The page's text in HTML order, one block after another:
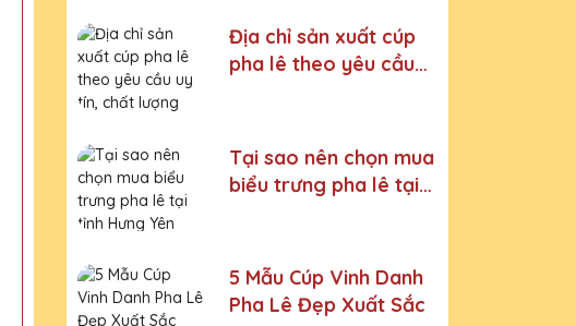
Địa chỉ sản xuất cúp
pha lê theo yêu cầu
Tại sao nên chọn mua
biểu trưng pha lê tại
5 Mẫu Cúp Vinh Danh
Pha Lê Đẹp Xuất Sắc